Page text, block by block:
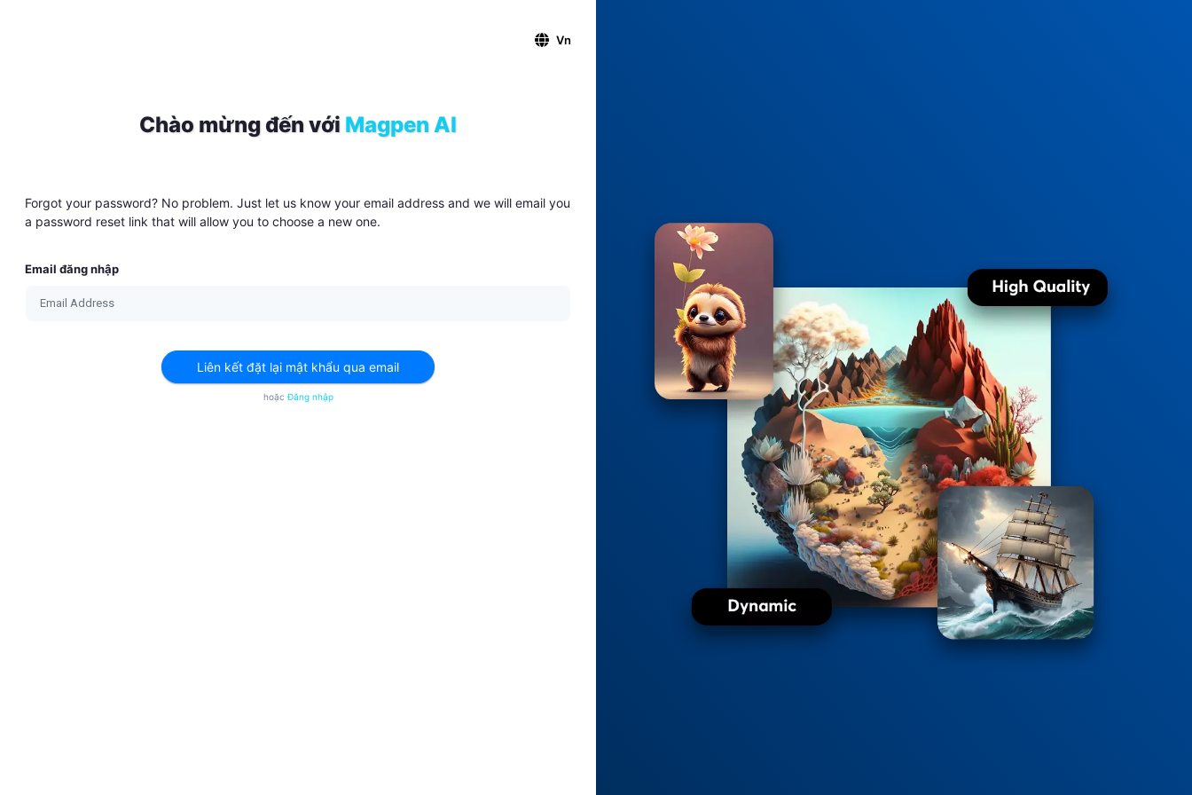
Vn
Chào mừng đến với Magpen AI
Forgot your password? No problem. Just let us know your email address and we will email you
a password reset link that will allow you to choose a new one.
Email đăng nhập
Liên kết đặt lại mật khẩu qua email
hoặcĐăng nhập